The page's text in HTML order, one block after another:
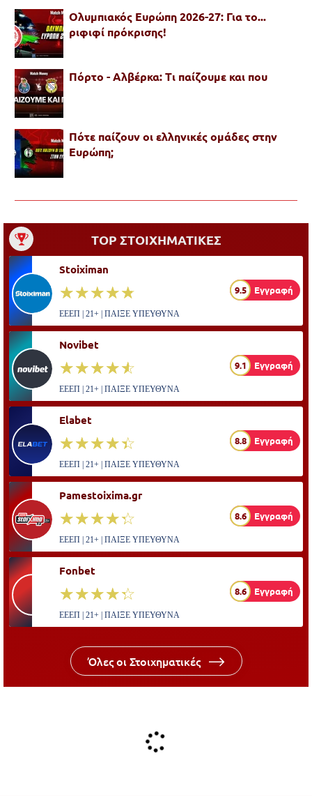
Ολυμπιακός Ευρώπη 2026-27: Για το...
ριφιφί πρόκρισης!
Πόρτο - Αλβέρκα: Τι παίζουμε και που
Πότε παίζουν οι ελληνικές ομάδες στην
Ευρώπη;
TOP ΣΤΟΙΧΗΜΑΤΙΚΕΣ
Stoiximan
☆☆☆☆☆
★★★★★ 9.5 Εγγραφή
ΕΕΕΠ | 21+ | ΠΑΙΞΕ ΥΠΕΥΘΥΝΑ
Novibet
☆☆☆☆☆
★★★★★ 9.1 Εγγραφή
ΕΕΕΠ | 21+ | ΠΑΙΞΕ ΥΠΕΥΘΥΝΑ
Elabet
☆☆☆☆☆
★★★★★ 8.8 Εγγραφή
ΕΕΕΠ | 21+ | ΠΑΙΞΕ ΥΠΕΥΘΥΝΑ
Pamestoixima.gr
☆☆☆☆☆
★★★★★ 8.6 Εγγραφή
ΕΕΕΠ | 21+ | ΠΑΙΞΕ ΥΠΕΥΘΥΝΑ
Fonbet
☆☆☆☆☆
★★★★★ 8.6 Εγγραφή
ΕΕΕΠ | 21+ | ΠΑΙΞΕ ΥΠΕΥΘΥΝΑ
Όλες οι Στοιχηματικές